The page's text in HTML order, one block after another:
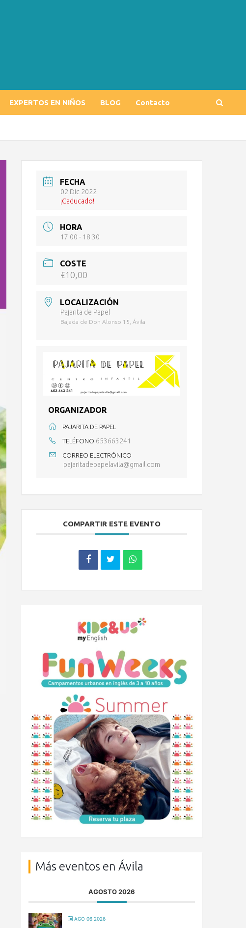
EXPERTOS EN NIÑOS BLOG Contacto
FECHA
02 Dic 2022
¡Caducado!
HORA
17:00 - 18:30
COSTE
€10,00
LOCALIZACIÓN
Pajarita de Papel
Bajada de Don Alonso 15, Ávila
ORGANIZADOR
PAJARITA DE PAPEL
TELÉFONO 653663241
CORREO ELECTRÓNICO
pajaritadepapelavila@gmail.com
COMPARTIR ESTE EVENTO
Más eventos en Ávila
AGOSTO 2026
AGO 06 2026